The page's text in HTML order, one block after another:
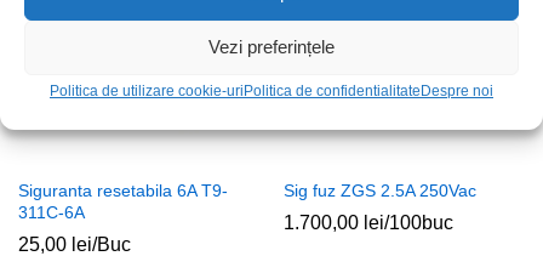
Vezi preferințele
Politica de utilizare cookie-uriPolitica de confidentialitateDespre noi
Siguranta resetabila 6A T9-
311C-6A
25,00 lei/Buc
Sig fuz ZGS 2.5A 250Vac
1.700,00 lei/100buc